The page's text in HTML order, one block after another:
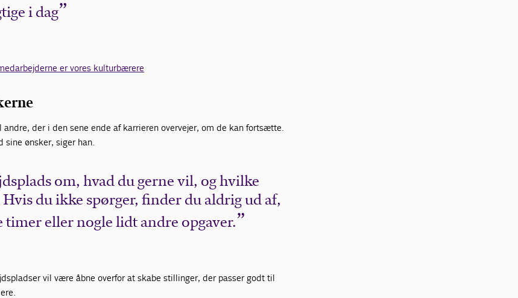
i dag
er vores kulturbærere
der i den sene ende af karrieren overvejer, om de kan fortsætte.
sine ønsker, siger han.
om, hvad du gerne vil, og hvilke
du ikke spørger, finder du aldrig ud af,
eller nogle lidt andre opgaver.
vil være åbne overfor at skabe stillinger, der passer godt til